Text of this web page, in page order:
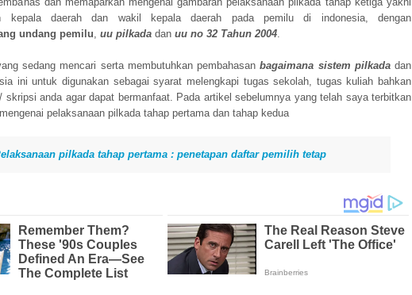
kepala daerah dan wakil kepala daerah pada pemilu di indonesia, dengan
undang pemilu, uu pilkada dan uu no 32 Tahun 2004.
sedang mencari serta membutuhkan pembahasanbagaimana sistem pilkadadan
ini untuk digunakan sebagai syarat melengkapi tugas sekolah, tugas kuliah bahkan
skripsi anda agar dapat bermanfaat. Pada artikel sebelumnya yang telah saya terbitkan
pelaksanaan pilkada tahap pertama dan tahap kedua
elaksanaan pilkada tahap pertama : penetapan daftar pemilih tetap